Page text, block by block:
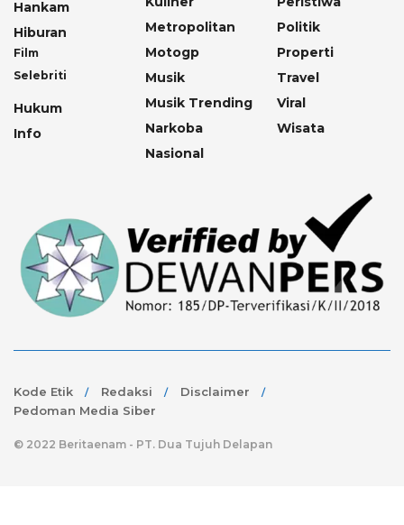
Hankam
Hiburan
Film
Selebriti
Hukum
Info
Metropolitan
Motogp
Musik
Musik Trending
Narkoba
Nasional
Politik
Properti
Travel
Viral
Wisata
Kode Etik Redaksi
Disclaimer
Pedoman Media Siber
© 2022 Beritaenam - PT. Dua Tujuh Delapan